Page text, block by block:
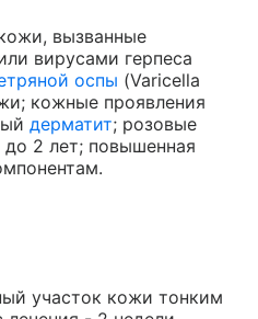
вызванные
вирусами герпеса
оспы (Varicella
кожные проявления
дерматит; розовые
до 2 лет; повышенная
участок кожи тонким